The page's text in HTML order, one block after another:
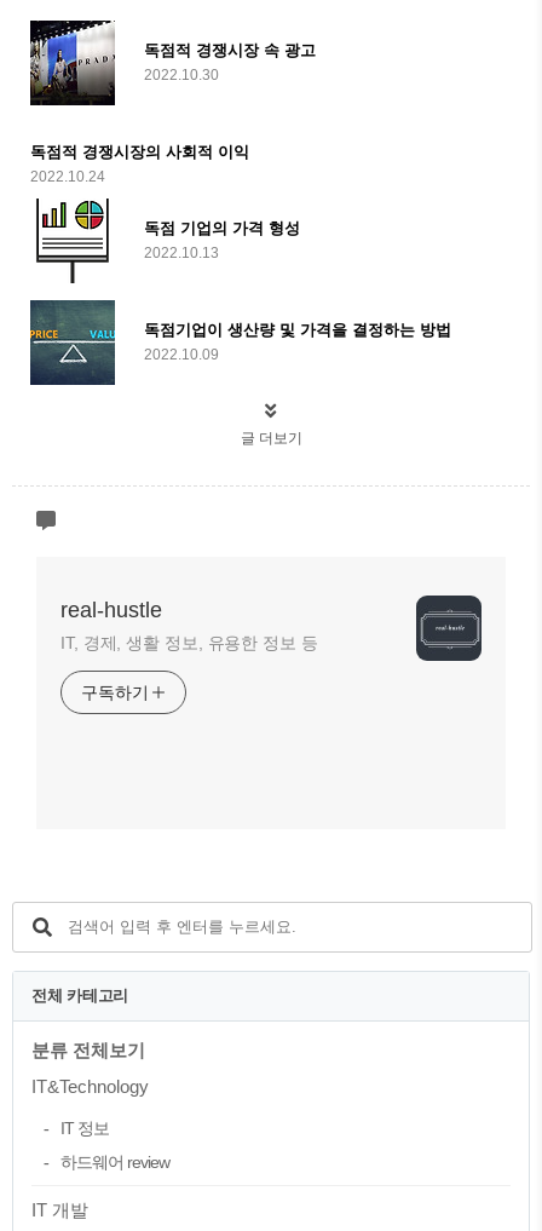
독점적 경쟁시장 속 광고
2022.10.30
독점적 경쟁시장의 사회적 이익
2022.10.24
독점 기업의 가격 형성
2022.10.13
독점기업이 생산량 및 가격을 결정하는 방법
2022.10.09
글 더보기
real-hustle
IT, 경제, 생활 정보, 유용한 정보 등
구독하기
전체 카테고리
분류 전체보기
IT&Technology
IT 정보
하드웨어 review
IT 개발